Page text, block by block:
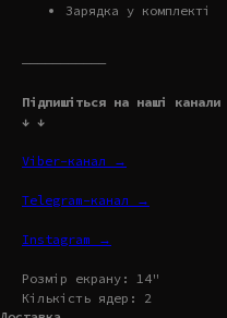
Зарядка у комплекті
———————————
Підпишіться на наші
↓ ↓
Viber-канал →
Telegram-канал →
Instagram →
Розмір екрану: 14"
Кількість ядер: 2